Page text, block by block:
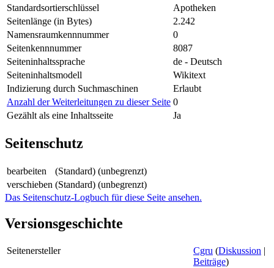
Standardsortierschlüssel
Apotheken
Seitenlänge (in Bytes)
2.242
Namensraumkennnummer
0
Seitenkennnummer
8087
Seiteninhaltssprache
de - Deutsch
Seiteninhaltsmodell
Wikitext
Indizierung durch Suchmaschinen
Erlaubt
Anzahl der Weiterleitungen zu dieser Seite 0
Gezählt als eine Inhaltsseite
Ja
Seitenschutz
bearbeiten
(Standard) (unbegrenzt)
verschieben (Standard) (unbegrenzt)
Das Seitenschutz-Logbuch für diese Seite ansehen.
Versionsgeschichte
Seitenersteller Cgru (Diskussion |
Beiträge)